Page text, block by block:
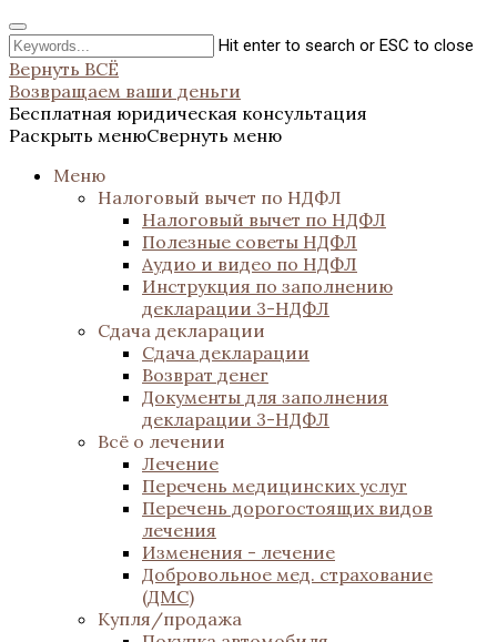
Hit enter to search or ESC to close
Вернуть ВСЁ
Возвращаем ваши деньги
Бесплатная юридическая консультация
Раскрыть менюСвернуть меню
Меню
Налоговый вычет по НДФЛ
Налоговый вычет по НДФЛ
Полезные советы НДФЛ
Аудио и видео по НДФЛ
Инструкция по заполнению
декларации 3-НДФЛ
Сдача декларации
Сдача декларации
Возврат денег
Документы для заполнения
декларации 3-НДФЛ
Всё о лечении
Лечение
Перечень медицинских услуг
Перечень дорогостоящих видов
лечения
Изменения - лечение
Добровольное мед. страхование
(ДМС)
Купля/продажа